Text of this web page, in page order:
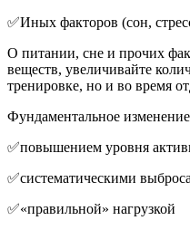
✅Иных факторов (сон,
О питании, сне и прочих
веществ, увеличивайте
тренировке, но и во время
Фундаментальное
✅повышением уровня
✅систематическими
✅«правильной» нагрузкой